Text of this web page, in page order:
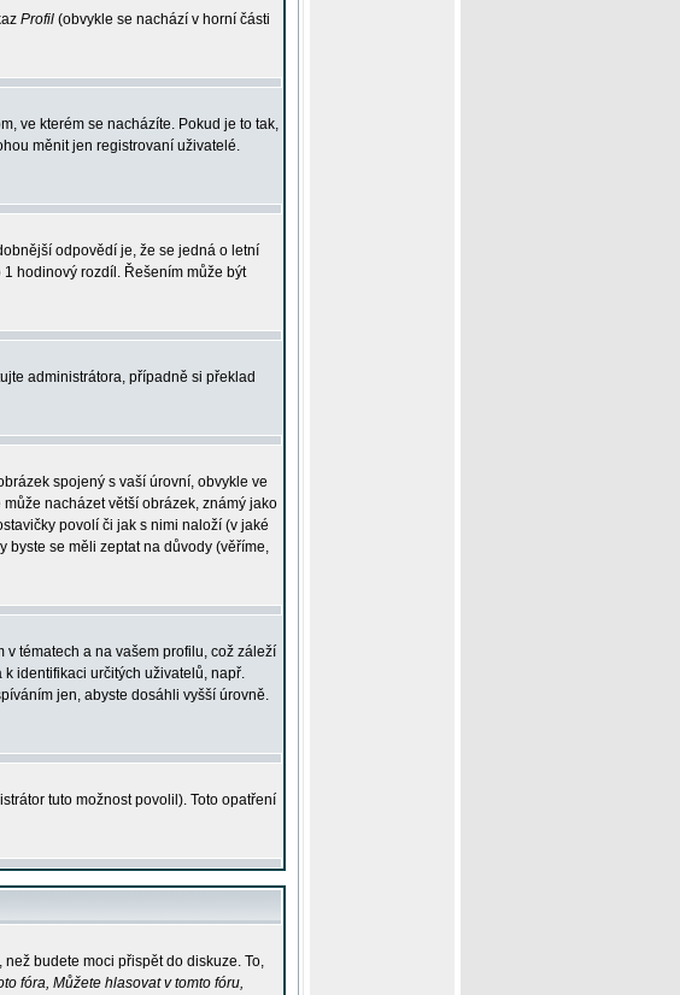
Profil (obvykle se nachází v horní části
ve kterém se nacházíte. Pokud je to tak,
měnit jen registrovaní uživatelé.
odpovědí je, že se jedná o letní
hodinový rozdíl. Řešením může být
administrátora, případně si překlad
spojený s vaší úrovní, obvykle ve
nacházet větší obrázek, známý jako
povolí či jak s nimi naloží (v jaké
byste se měli zeptat na důvody (věříme,
tématech a na vašem profilu, což záleží
identifikaci určitých uživatelů, např.
jen, abyste dosáhli vyšší úrovně.
tuto možnost povolil). Toto opatření
budete moci přispět do diskuze. To,
fóra, Můžete hlasovat v tomto fóru,